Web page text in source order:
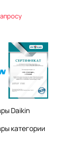
Daikin
категории